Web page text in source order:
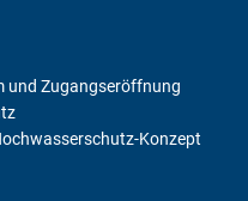
und Zugangseröffnung
Konzept